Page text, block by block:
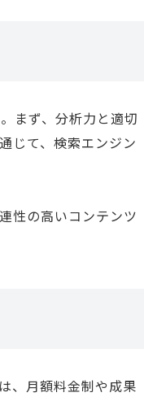
まず、分析力と適切
じて、検索エンジン
性の高いコンテンツ
、月額料金制や成果